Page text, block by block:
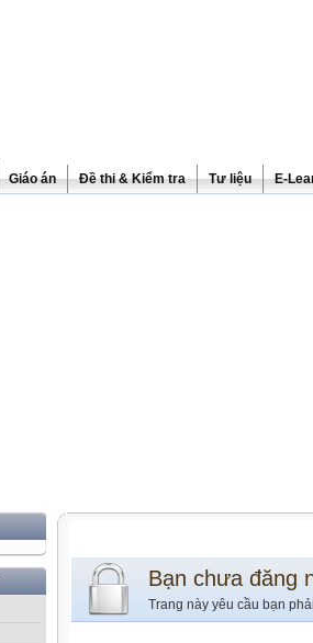
Giáo án Đề thi & Kiểm tra Tư liệu E-
Bạn chưa đăng
Trang này yêu cầu bạn